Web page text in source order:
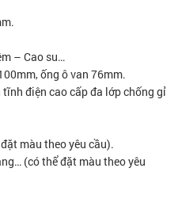
– Cao su…
ống ô van 76mm.
điện cao cấp đa lớp chống gỉ
màu theo yêu cầu).
(có thể đặt màu theo yêu